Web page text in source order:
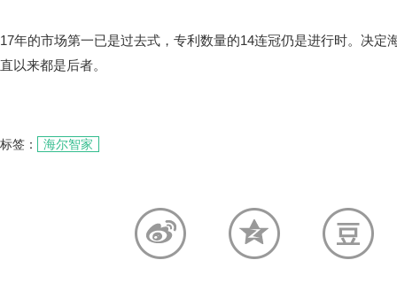
17年的市场第一已是过去式，专利数量的14连冠仍是进行时。决定
直以来都是后者。
标签： 海尔智家